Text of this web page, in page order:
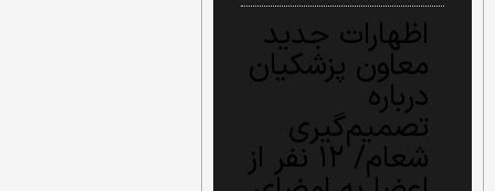
اظهارات جدید
معاون پزشکیان
درباره
تصمیم‌گیری
شعام/ ۱۲ نفر از